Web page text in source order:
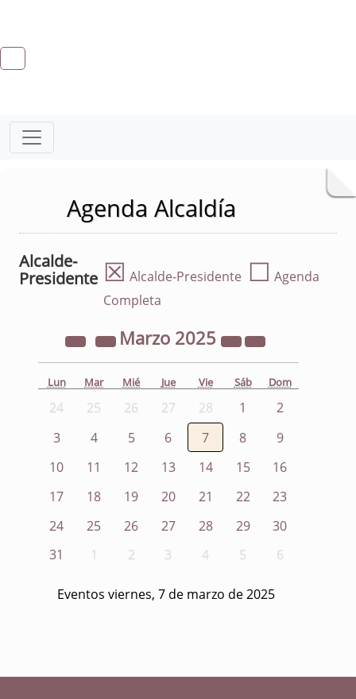
Agenda Alcaldía
Alcalde-
Presidente ☒ Alcalde-Presidente ☐ Agenda
Completa
Marzo 2025
Lun Mar Mié Jue Vie Sáb Dom
24 25 26 27 28 1
2
3
4 5 6 7 8
9
10
11 12 13 14 15
16
17
18 19 20 21 22
23
24
25 26 27 28 29
30
31
1 2 3 4 5 6
Eventos viernes, 7 de marzo de 2025